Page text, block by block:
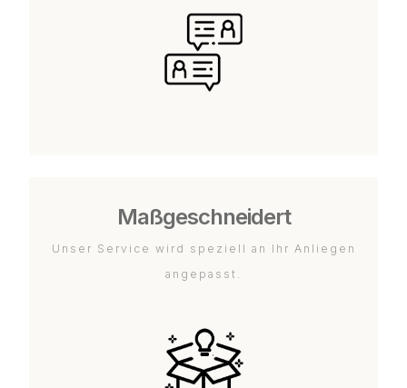
Maßgeschneidert
Unser Service wird speziell an Ihr Anliegen
angepasst.